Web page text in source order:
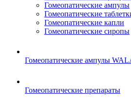
Гомеопатические ампулы
Гомеопатические
Гомеопатические капли
Гомеопатические сиропы
Гомеопатические ампулы
Гомеопатические препараты